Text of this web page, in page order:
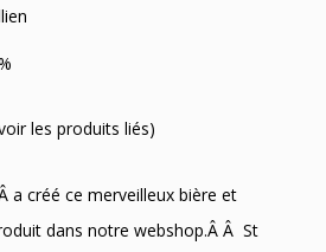
les produits liés)
a créé ce merveilleux bière et
dans notre webshop.Â Â St